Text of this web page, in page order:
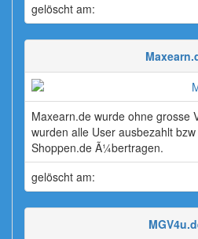
gelöscht am:
Maxearn.de wurde ohne grosse
wurden alle User ausbezahlt
Shoppen.de Ã¼bertragen.
gelöscht am: